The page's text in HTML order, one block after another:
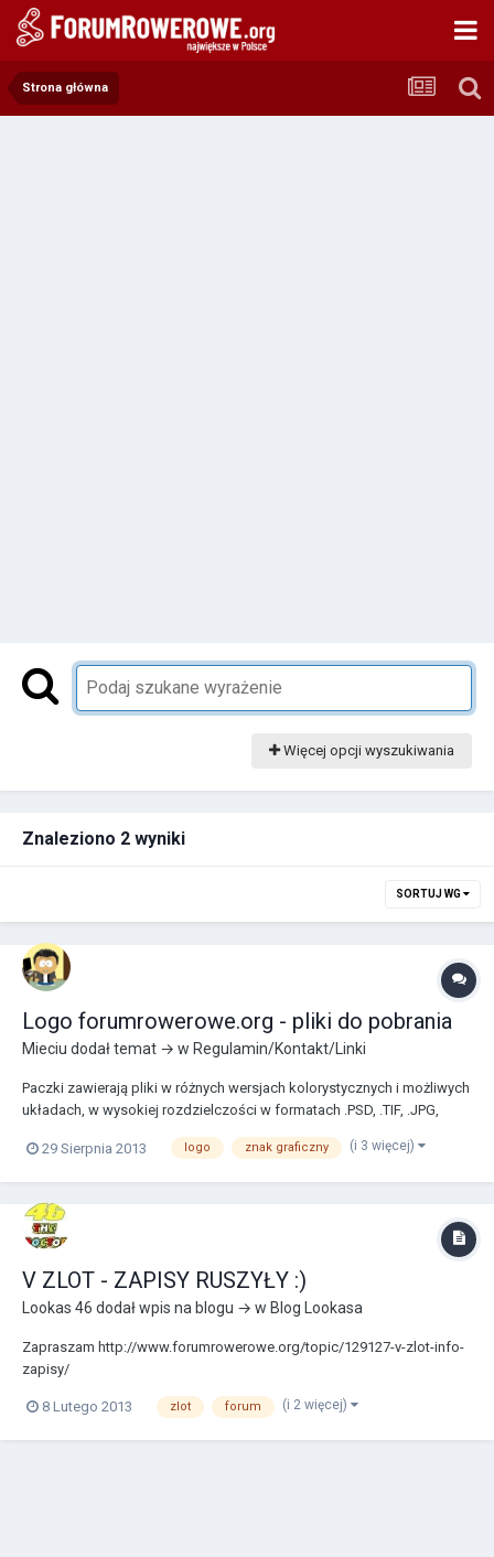
Strona główna
Więcej opcji wyszukiwania
Znaleziono 2 wyniki
SORTUJ WG
Logo forumrowerowe.org - pliki do pobrania
Mieciu dodał temat → w Regulamin/Kontakt/Linki
Paczki zawierają pliki w różnych wersjach kolorystycznych i możliwych
układach, w wysokiej rozdzielczości w formatach .PSD, .TIF, .JPG,
https://www.forumrowerowe.org/public/logo2018/regular/regular-
29 Sierpnia 2013 logo znak graficzny (i 3 więcej)
V ZLOT - ZAPISY RUSZYŁY :)
Lookas 46 dodał wpis na blogu → w Blog Lookasa
Zapraszam http://www.forumrowerowe.org/topic/129127-v-zlot-info-
zapisy/
8 Lutego 2013 zlot forum (i 2 więcej)